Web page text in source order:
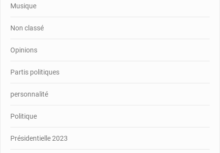
Musique
Non classé
Opinions
Partis politiques
personnalité
Politique
Présidentielle 2023